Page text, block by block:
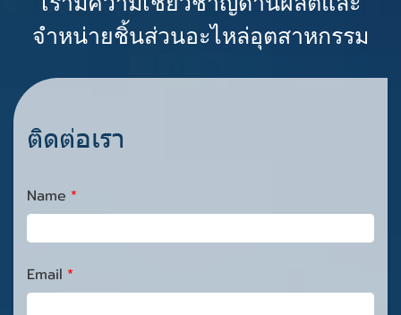
จำหน่ายชิ้นส่วนอะไหล่อุตสาหกรรม
ติดต่อเรา
Name
Email